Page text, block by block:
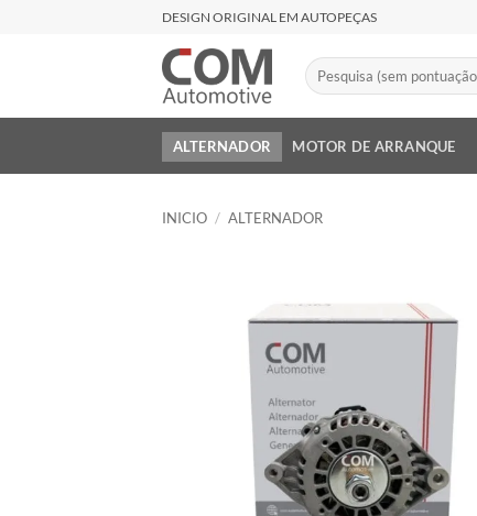
DESIGN ORIGINAL EM AUTOPEÇAS
Buscar
por:
ALTERNADOR MOTOR DE ARRANQUE
INICIO / ALTERNADOR